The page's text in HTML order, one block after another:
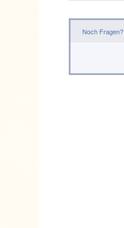
Noch Fragen?